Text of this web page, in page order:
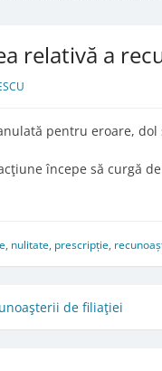
relativă a
pentru eroare, dol
începe să curgă
, nulitate, prescripție,
de filiaţiei